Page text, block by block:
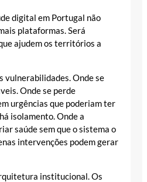
digital em Portugal não
plataformas. Será
ajudem os territórios a
vulnerabilidades. Onde se
Onde se perde
urgências que poderiam ter
isolamento. Onde a
saúde sem que o sistema o
intervenções podem gerar
institucional. Os